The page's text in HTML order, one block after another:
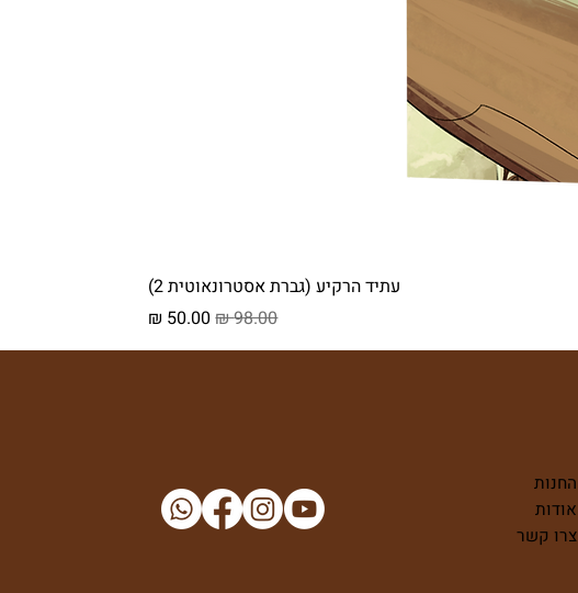
עתיד הרקיע (גברת אסטרונאוטית 2)
מחיר רגיל‏98.00 ‏₪ מחיר מבצע
החנות
אודות
צרו קשר